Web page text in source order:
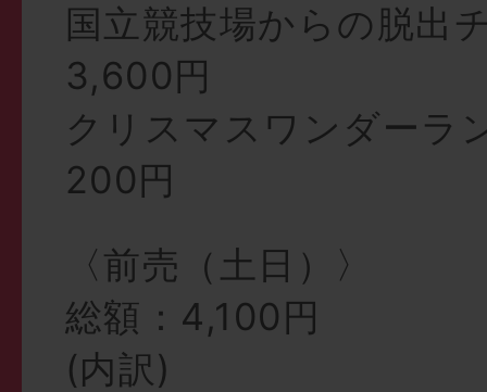
国立競技場からの脱出
3,600円
クリスマスワンダーラ
200円
〈前売（土日）〉
総額：4,100円
(内訳)